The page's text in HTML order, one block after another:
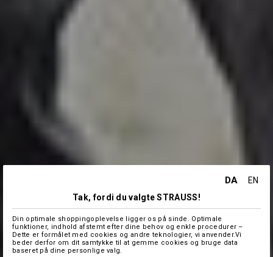
DA
EN
Tak, fordi du valgte STRAUSS!
Din optimale shoppingoplevelse ligger os på sinde. Optimale
funktioner, indhold afstemt efter dine behov og enkle procedurer –
Dette er formålet med cookies og andre teknologier, vi anvender.Vi
beder derfor om dit samtykke til at gemme cookies og bruge data
baseret på dine personlige valg.